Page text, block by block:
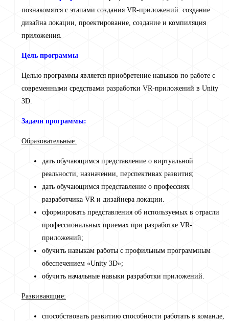
познакомятся с этапами создания VR-приложений: создание
дизайна локации, проектирование, создание и компиляция
приложения.
Цель программы
Целью программы является приобретение навыков по работе с
современными средствами разработки VR-приложений в Unity
3D.
Задачи программы:
Образовательные:
дать обучающимся представление о виртуальной
реальности, назначении, перспективах развития;
дать обучающимся представление о профессиях
разработчика VR и дизайнера локации.
сформировать представления об используемых в отрасли
профессиональных приемах при разработке VR-
приложений;
обучить навыкам работы с профильным программным
обеспечением «Unity 3D»;
обучить начальные навыки разработки приложений.
Развивающие:
способствовать развитию способности работать в команде,